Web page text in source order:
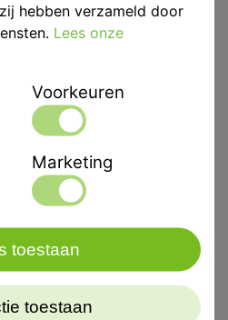
Kulzer
voor afdrukmaterialen
voor afdrukmaterialen.
hebben verzameld door
Lees onze
Voorkeuren
Marketing
toestaan
toestaan